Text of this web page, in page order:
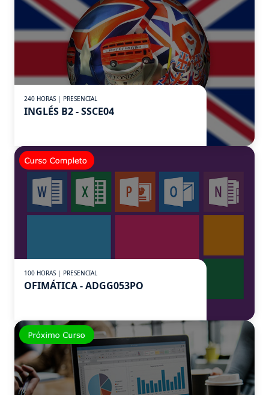
240 HORAS | PRESENCIAL
INGLÉS B2 - SSCE04
100 HORAS | PRESENCIAL
OFIMÁTICA - ADGG053PO